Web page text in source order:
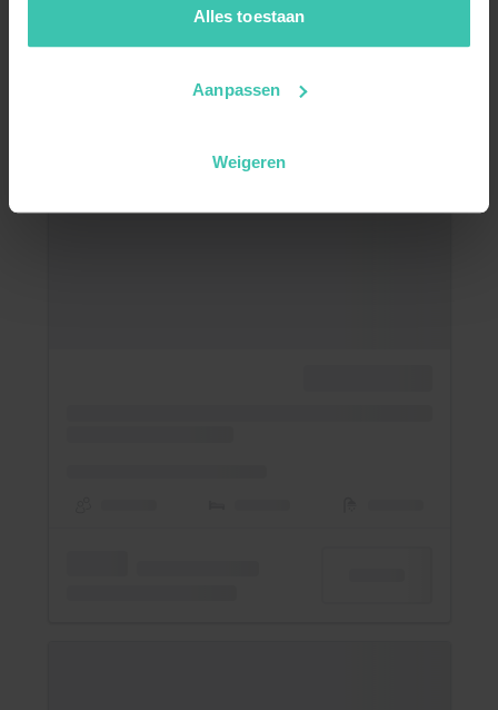
jouw vakantiezoektocht soepel en op maat verloopt!
Alles toestaan
Aanpassen
Weigeren